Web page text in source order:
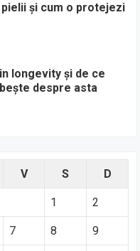
și cum o protejezi
longevity și de ce
despre asta
V S D
1 2
7 8 9